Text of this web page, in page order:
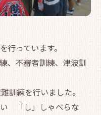
行っています。
、不審者訓練、津波訓
訓練を行いました。
「し」しゃべらな